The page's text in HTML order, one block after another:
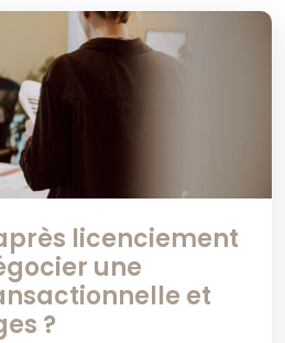
licenciement
une
et
?